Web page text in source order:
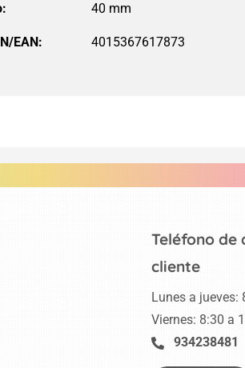
EAN: 4015367617873
Teléfono de
cliente
Lunes a jueves:
Viernes: 8:30 a
934238481